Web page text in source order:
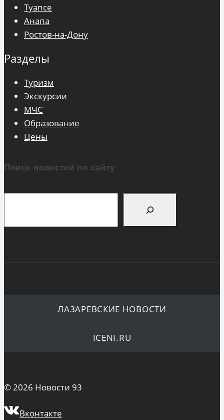
Туапсе
Анапа
Ростов-на-Дону
Разделы
Туризм
Экскурсии
МЧС
Образование
Цены
Поиск новостей по сайту
ЛАЗАРЕВСКИЕ НОВОСТИ
ICENI.RU
© 2026 Новости 93
Вконтакте